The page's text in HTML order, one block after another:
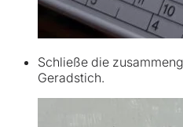
Schließe die
Geradstich.